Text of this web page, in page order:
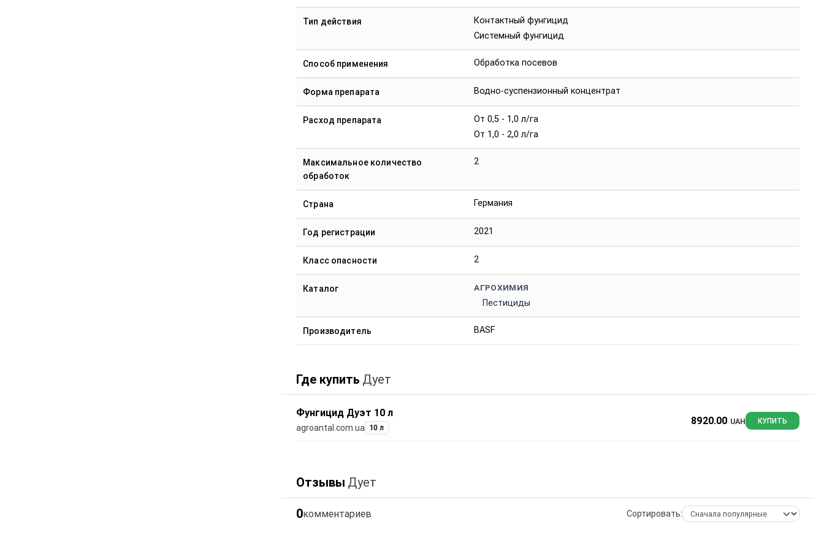
Тип действия
Контактный фунгицид
Системный фунгицид
Способ применения Обработка посевов
Форма препарата Водно-суспензионный концентрат
Расход препарата
От 0,5 - 1,0 л/га
От 1,0 - 2,0 л/га
Максимальное количество
обработок
2
Страна Германия
Год регистрации 2021
Класс опасности 2
Каталог АГРОХИМИЯ
Пестициды
Производитель BASF
Где купить Дует
Фунгицид Дуэт 10 л
agroantal.com.ua 10 л
8920.00 UAH КУПИТЬ
Отзывы Дует
0комментариев Сортировать: